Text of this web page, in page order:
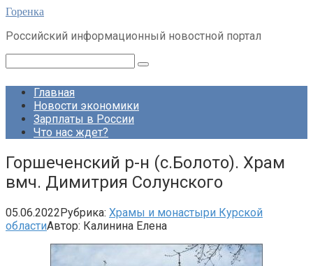
Перейти
контенту
Горенка
Российский информационный новостной портал
Главная
Новости экономики
Зарплаты в России
Что нас ждет?
Горшеченский р-н (с.Болото). Храм
вмч. Димитрия Солунского
05.06.2022Рубрика: Храмы и монастыри Курской
областиАвтор: Калинина Елена